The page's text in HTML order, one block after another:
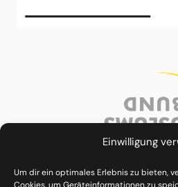
Einwilligung
Um dir ein optimales Erlebnis zu bieten,